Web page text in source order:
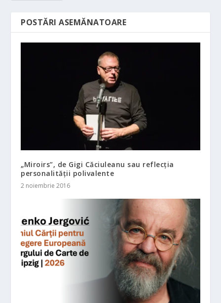
POSTĂRI ASEMĂNATOARE
„Miroirs”, de Gigi Căciuleanu sau reflecția
personalității polivalente
2 noiembrie 2016